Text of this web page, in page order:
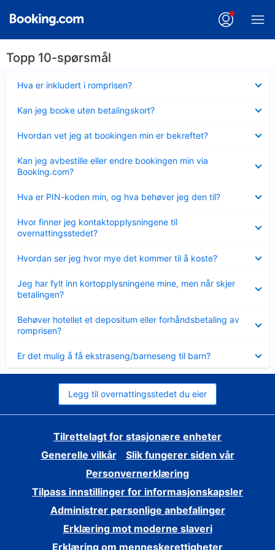
Topp 10-spørsmål
Hva er inkludert i romprisen?
mindre
Kan jeg booke uten betalingskort?
mindre
Hvordan vet jeg at bookingen min er bekreftet?
mindre
Kan jeg avbestille eller endre bookingen min via
Booking.com?
mindre
Hva er PIN-koden min, og hva behøver jeg den til?
mindre
Hvor finner jeg kontaktopplysningene til
overnattingsstedet?
mindre
Hvordan ser jeg hvor mye det kommer til å koste?
mindre
Jeg har fylt inn kortopplysningene mine, men når skjer
betalingen?
mindre
Behøver hotellet et depositum eller forhåndsbetaling av
romprisen?
mindre
Er det mulig å få ekstraseng/barneseng til barn?
mindre
Legg til overnattingsstedet du eier
Tilrettelagt for stasjonære enheter
Generelle vilkår
Slik fungerer siden vår
Personvernerklæring
Tilpass innstillinger for informasjonskapsler
Administrer personlige anbefalinger
Erklæring mot moderne slaveri
Erklæring om menneskerettigheter